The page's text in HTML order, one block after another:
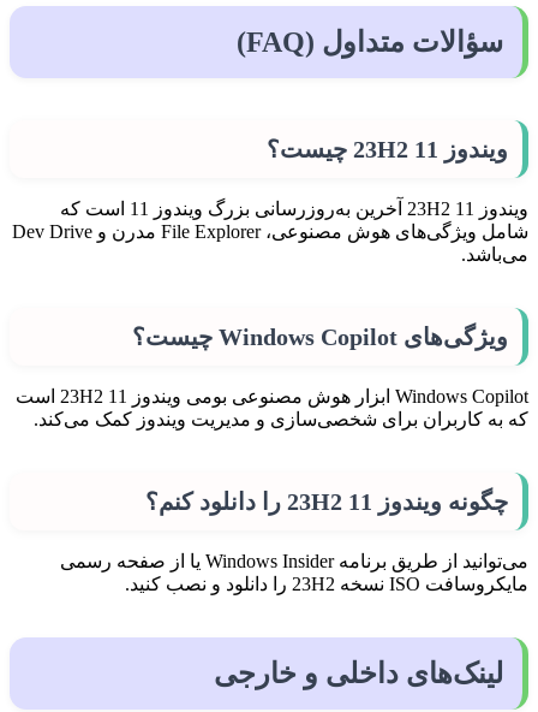
سؤالات متداول (FAQ)
ویندوز 11 23H2 چیست؟
ویندوز 11 23H2 آخرین به‌روزرسانی بزرگ ویندوز 11 است که
شامل ویژگی‌های هوش مصنوعی، File Explorer مدرن و Dev Drive
می‌باشد.
ویژگی‌های Windows Copilot چیست؟
Windows Copilot ابزار هوش مصنوعی بومی ویندوز 11 23H2 است
که به کاربران برای شخصی‌سازی و مدیریت ویندوز کمک می‌کند.
چگونه ویندوز 11 23H2 را دانلود کنم؟
می‌توانید از طریق برنامه Windows Insider یا از صفحه رسمی
مایکروسافت ISO نسخه 23H2 را دانلود و نصب کنید.
لینک‌های داخلی و خارجی